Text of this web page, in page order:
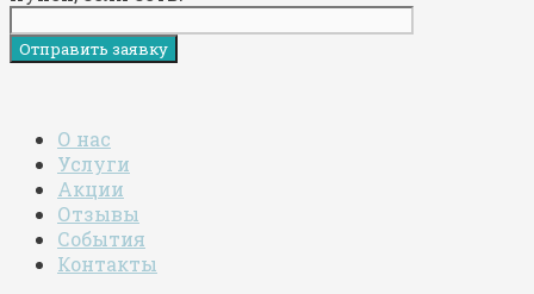
О нас
Услуги
Акции
Отзывы
События
Контакты